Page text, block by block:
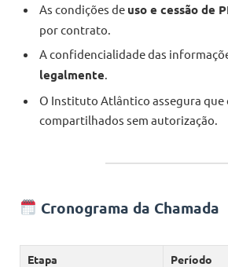
As condições de uso e cessão de
por contrato.
A confidencialidade das
legalmente.
O Instituto Atlântico assegura que
compartilhados sem autorização.
Cronograma da Chamada
Etapa
Período